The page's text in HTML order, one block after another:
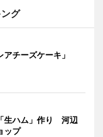
グ
アチーズケーキ」
生ハム」作り 河辺
ップ